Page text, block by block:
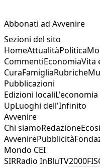
Abbonati ad Avvenire
Sezioni del sito
HomeAttualitàPolitica
CommentiEconomiaVita
CuraFamigliaRubriche
Pubblicazioni
Edizioni locali
UpLuoghi dell'Infinito
Avvenire
Chi siamoRedazione
AvvenirePubblicità
Mondo CEI
SIRRadio InBluTV2000